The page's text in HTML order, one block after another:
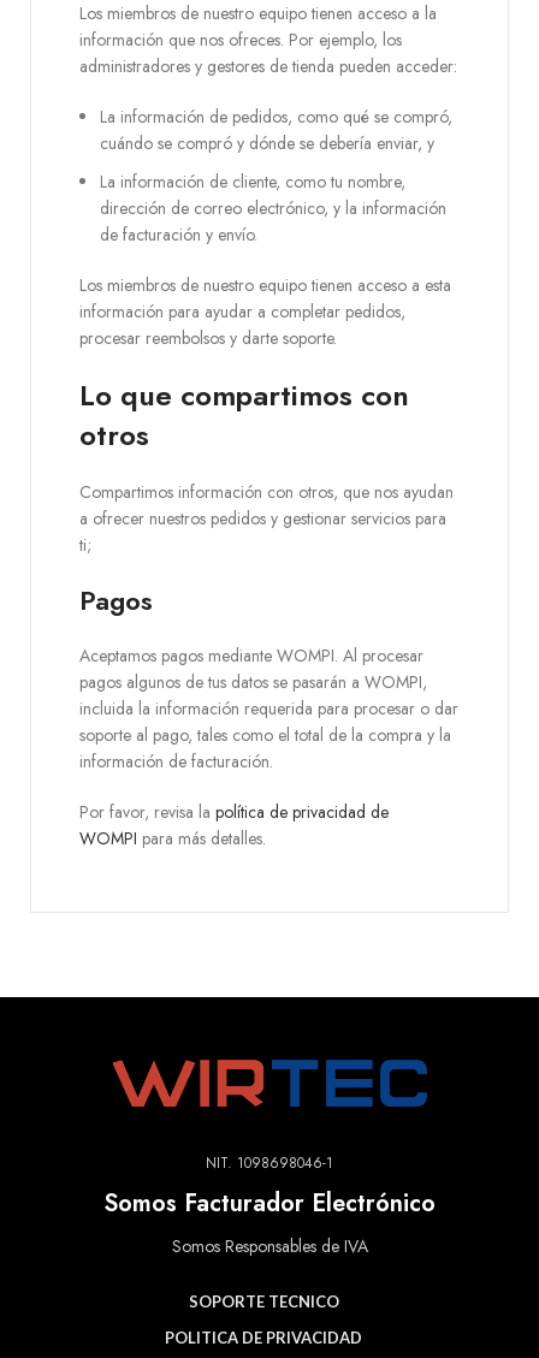
Los miembros de nuestro equipo tienen acceso a la
información que nos ofreces. Por ejemplo, los
administradores y gestores de tienda pueden acceder:
La información de pedidos, como qué se compró,
cuándo se compró y dónde se debería enviar, y
La información de cliente, como tu nombre,
dirección de correo electrónico, y la información
de facturación y envío.
Los miembros de nuestro equipo tienen acceso a esta
información para ayudar a completar pedidos,
procesar reembolsos y darte soporte.
Lo que compartimos con
otros
Compartimos información con otros, que nos ayudan
a ofrecer nuestros pedidos y gestionar servicios para
ti;
Pagos
Aceptamos pagos mediante WOMPI. Al procesar
pagos algunos de tus datos se pasarán a WOMPI,
incluida la información requerida para procesar o dar
soporte al pago, tales como el total de la compra y la
información de facturación.
Por favor, revisa la política de privacidad de
WOMPI para más detalles.
NIT. 1098698046-1
Somos Facturador Electrónico
Somos Responsables de IVA
SOPORTE TECNICO
POLITICA DE PRIVACIDAD